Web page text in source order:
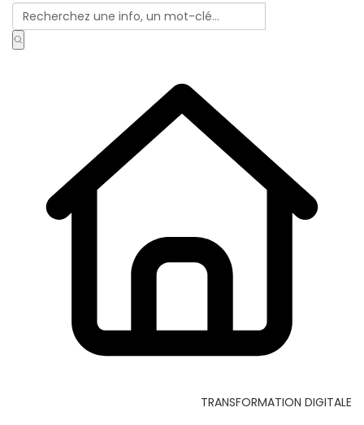
TRANSFORMATION DIGITALE